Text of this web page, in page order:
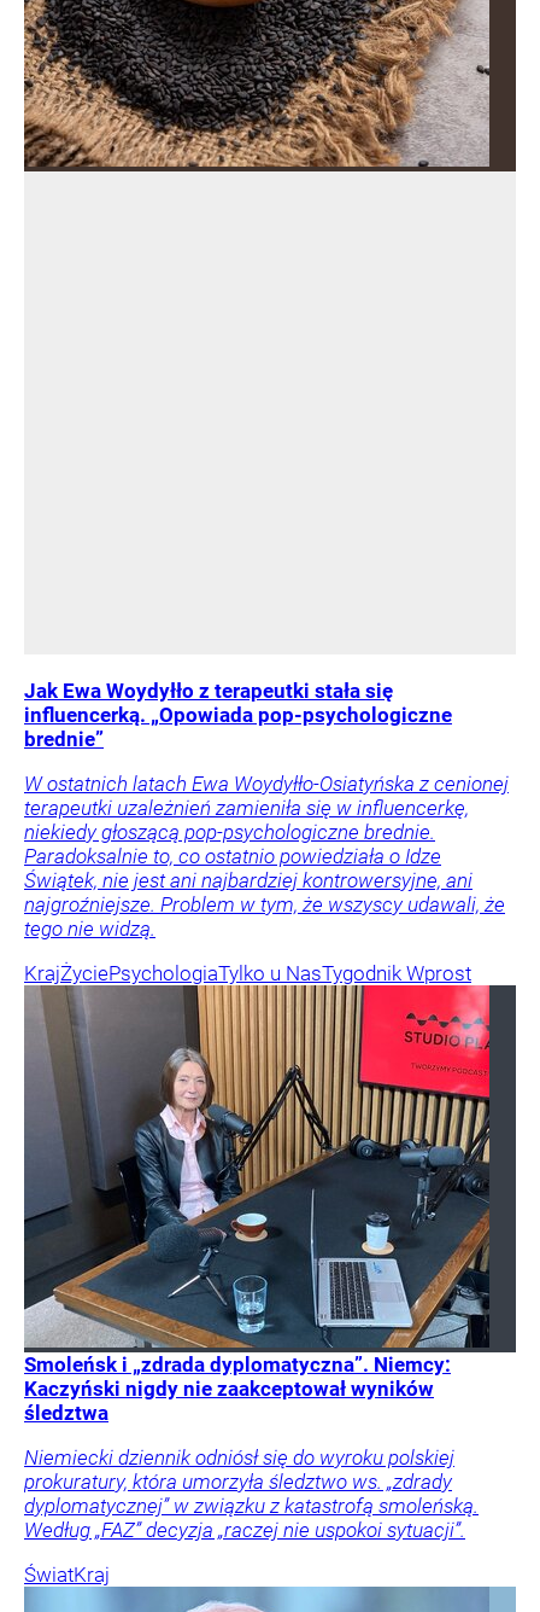
Jak Ewa Woydyłło z terapeutki stała się
influencerką. „Opowiada pop-psychologiczne
brednie”
W ostatnich latach Ewa Woydyłło-Osiatyńska z cenionej
terapeutki uzależnień zamieniła się w influencerkę,
niekiedy głoszącą pop-psychologiczne brednie.
Paradoksalnie to, co ostatnio powiedziała o Idze
Świątek, nie jest ani najbardziej kontrowersyjne, ani
najgroźniejsze. Problem w tym, że wszyscy udawali, że
tego nie widzą.
KrajŻyciePsychologiaTylko u NasTygodnik Wprost
Smoleńsk i „zdrada dyplomatyczna”. Niemcy:
Kaczyński nigdy nie zaakceptował wyników
śledztwa
Niemiecki dziennik odniósł się do wyroku polskiej
prokuratury, która umorzyła śledztwo ws. „zdrady
dyplomatycznej” w związku z katastrofą smoleńską.
Według „FAZ” decyzja „raczej nie uspokoi sytuacji”.
ŚwiatKraj